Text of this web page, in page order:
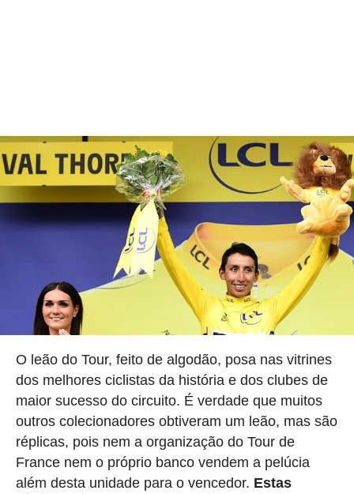
O leão do Tour, feito de algodão, posa nas vitrines
dos melhores ciclistas da história e dos clubes de
maior sucesso do circuito. É verdade que muitos
outros colecionadores obtiveram um leão, mas são
réplicas, pois nem a organização do Tour de
France nem o próprio banco vendem a pelúcia
além desta unidade para o vencedor. Estas